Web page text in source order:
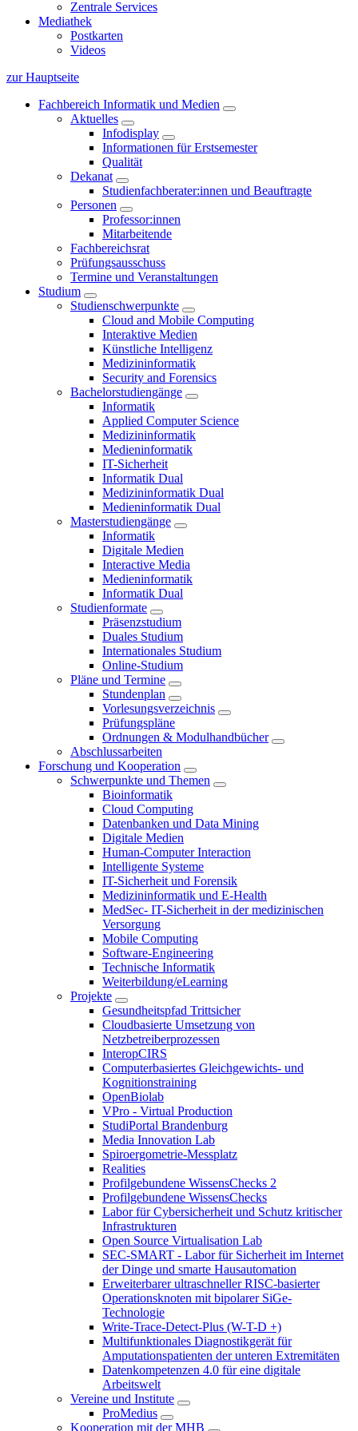
Zentrale Services
Mediathek
Postkarten
Videos
zur Hauptseite
Fachbereich Informatik und Medien
Aktuelles
Infodisplay
Informationen für Erstsemester
Qualität
Dekanat
Studienfachberater:innen und Beauftragte
Personen
Professor:innen
Mitarbeitende
Fachbereichsrat
Prüfungsausschuss
Termine und Veranstaltungen
Studium
Studienschwerpunkte
Cloud and Mobile Computing
Interaktive Medien
Künstliche Intelligenz
Medizininformatik
Security and Forensics
Bachelorstudiengänge
Informatik
Applied Computer Science
Medizininformatik
Medieninformatik
IT-Sicherheit
Informatik Dual
Medizininformatik Dual
Medieninformatik Dual
Masterstudiengänge
Informatik
Digitale Medien
Interactive Media
Medieninformatik
Informatik Dual
Studienformate
Präsenzstudium
Duales Studium
Internationales Studium
Online-Studium
Pläne und Termine
Stundenplan
Vorlesungsverzeichnis
Prüfungspläne
Ordnungen & Modulhandbücher
Abschlussarbeiten
Forschung und Kooperation
Schwerpunkte und Themen
Bioinformatik
Cloud Computing
Datenbanken und Data Mining
Digitale Medien
Human-Computer Interaction
Intelligente Systeme
IT-Sicherheit und Forensik
Medizininformatik und E-Health
MedSec- IT-Sicherheit in der medizinischen
Versorgung
Mobile Computing
Software-Engineering
Technische Informatik
Weiterbildung/eLearning
Projekte
Gesundheitspfad Trittsicher
Cloudbasierte Umsetzung von
Netzbetreiberprozessen
InteropCIRS
Computerbasiertes Gleichgewichts- und
Kognitionstraining
OpenBiolab
VPro - Virtual Production
StudiPortal Brandenburg
Media Innovation Lab
Spiroergometrie-Messplatz
Realities
Profilgebundene WissensChecks 2
Profilgebundene WissensChecks
Labor für Cybersicherheit und Schutz kritischer
Infrastrukturen
Open Source Virtualisation Lab
SEC-SMART - Labor für Sicherheit im Internet
der Dinge und smarte Hausautomation
Erweiterbarer ultraschneller RISC-basierter
Operationsknoten mit bipolarer SiGe-
Technologie
Write-Trace-Detect-Plus (W-T-D +)
Multifunktionales Diagnostikgerät für
Amputationspatienten der unteren Extremitäten
Datenkompetenzen 4.0 für eine digitale
Arbeitswelt
Vereine und Institute
ProMedius
Kooperation mit der MHB